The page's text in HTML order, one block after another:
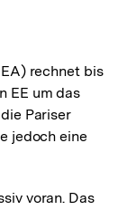
rechnet bis
EE um das
Pariser
jedoch eine
voran. Das